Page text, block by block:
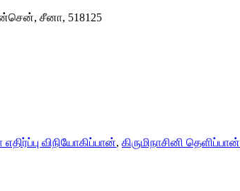
சீனா, 518125
எதிர்ப்பு விநியோகிப்பான், கிருமிநாசினி தெளிப்பான்